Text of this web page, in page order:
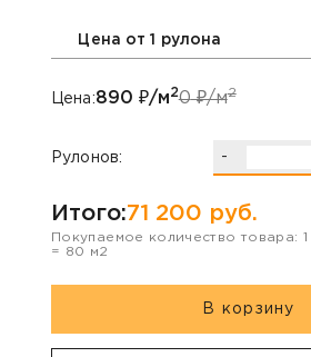
Цена от 1 рулона
Цена:890 ₽/м20₽/м2
Рулонов: -
Итого:71 200 руб.
Покупаемое количество товара: 1
=
80 м2
В корзину